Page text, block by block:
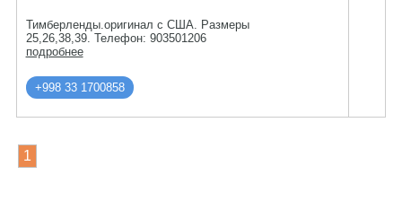
Тимберленды.оригинал с США. Размеры
25,26,38,39. Телефон: 903501206
подробнее
+998 33 1700858
1